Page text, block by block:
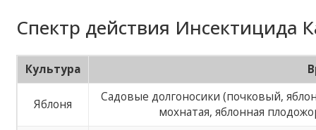
Спектр действия Инсектицида
Культура
Яблоня
Садовые долгоносики (почковый,
мохнатая, яблонная